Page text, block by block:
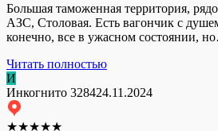
Большая таможенная территория,
АЗС, Столовая. Есть вагончик с
конечно, все в ужасном состоянии,
Читать полностью
И
Инкогнито 328424.11.2024
★★★★★